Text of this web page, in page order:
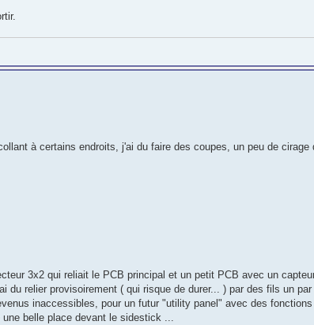
à certains endroits, j'ai du faire des coupes, un peu de cirage
3x2 qui reliait le PCB principal et un petit PCB avec un
du relier provisoirement ( qui risque de durer... ) par des fils un
inaccessibles, pour un futur "utility panel" avec des
belle place devant le sidestick ...